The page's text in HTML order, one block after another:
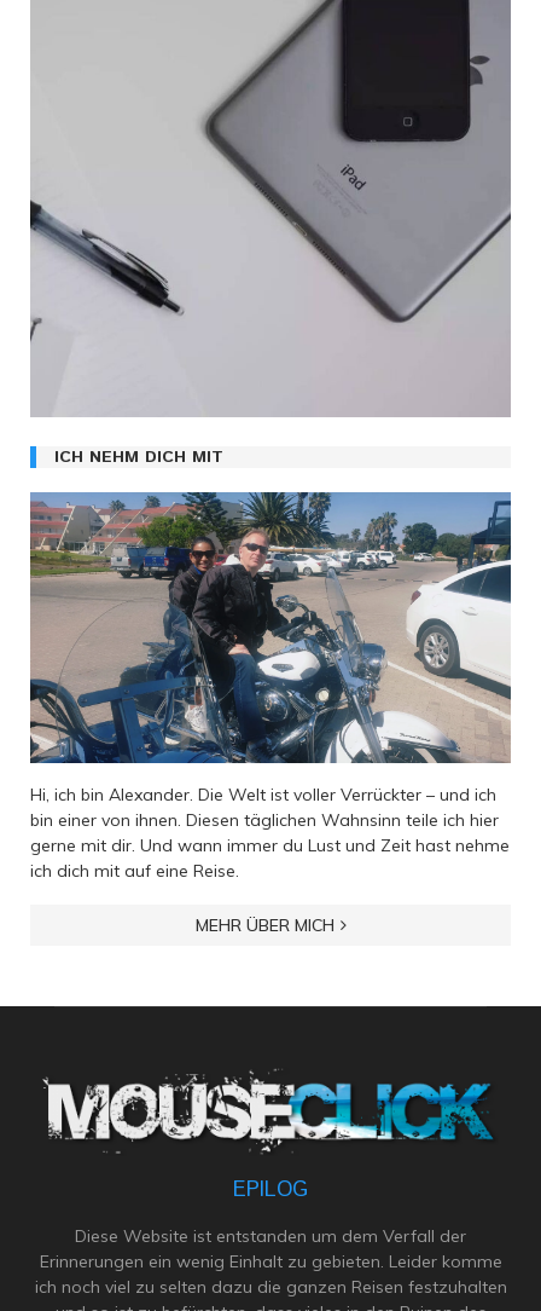
ICH NEHM DICH MIT
Hi, ich bin Alexander. Die Welt ist voller Verrückter – und ich
bin einer von ihnen. Diesen täglichen Wahnsinn teile ich hier
gerne mit dir. Und wann immer du Lust und Zeit hast nehme
ich dich mit auf eine Reise.
MEHR ÜBER MICH
EPILOG
Diese Website ist entstanden um dem Verfall der
Erinnerungen ein wenig Einhalt zu gebieten. Leider komme
ich noch viel zu selten dazu die ganzen Reisen festzuhalten